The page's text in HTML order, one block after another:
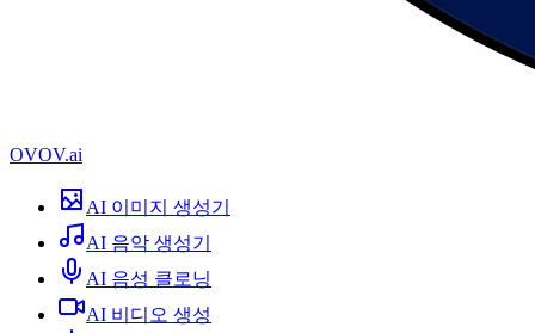
OVOV.ai
AI 이미지 생성기
AI 음악 생성기
AI 음성 클로닝
AI 비디오 생성